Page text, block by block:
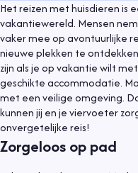
Het reizen met huisdieren is
vakantiewereld. Mensen
vaker mee op avontuurlijke
nieuwe plekken te
zijn als je op vakantie wilt
geschikte accommodatie.
met een veilige omgeving.
kunnen jij en je viervoeter
onvergetelijke reis!
Zorgeloos op pad